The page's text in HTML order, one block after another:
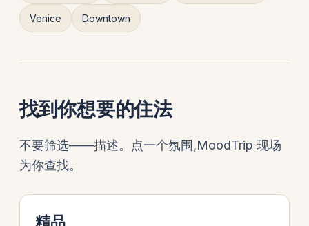
Venice Downtown
找到你想要的住法
不要筛选——描述。点一个氛围,MoodTrip 现场
为你查找。